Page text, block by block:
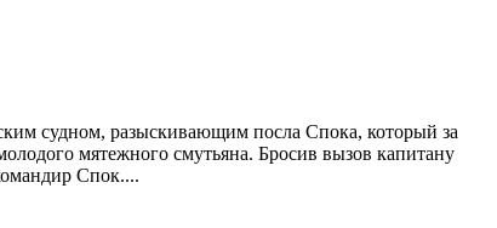
судном, разыскивающим посла Спока, который за
мятежного смутьяна. Бросив вызов капитану
Спок....